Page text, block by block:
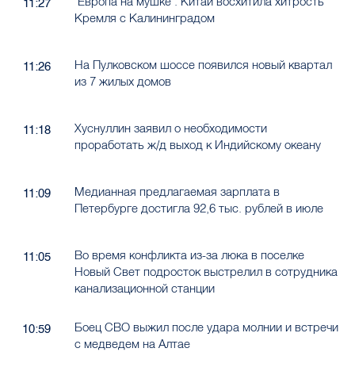
11:27
Кремля с Калининградом
11:26
На Пулковском шоссе появился новый квартал
из 7 жилых домов
11:18
Хуснуллин заявил о необходимости
проработать ж/д выход к Индийскому океану
11:09
Медианная предлагаемая зарплата в
Петербурге достигла 92,6 тыс. рублей в июле
11:05
Во время конфликта из-за люка в поселке
Новый Свет подросток выстрелил в сотрудника
канализационной станции
10:59
Боец СВО выжил после удара молнии и встречи
с медведем на Алтае